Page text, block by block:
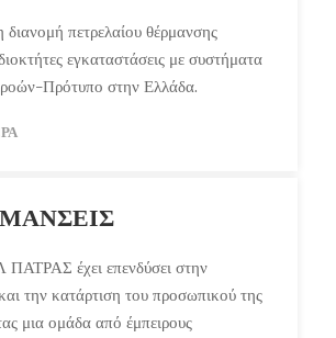
πετρελαίου θέρμανσης
εγκαταστάσεις με συστήματα
Πρότυπο στην Ελλάδα.
έχει επενδύσει στην
την κατάρτιση του προσωπικού της
μια ομάδα από έμπειρους